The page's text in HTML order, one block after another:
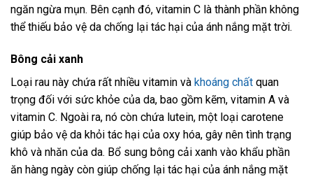
ngăn ngừa mụn. Bên cạnh đó, vitamin C là thành phần không
thể thiếu bảo vệ da chống lại tác hại của ánh nắng mặt trời.
Bông cải xanh
Loại rau này chứa rất nhiều vitamin và khoáng chất quan
trọng đối với sức khỏe của da, bao gồm kẽm, vitamin A và
vitamin C. Ngoài ra, nó còn chứa lutein, một loại carotene
giúp bảo vệ da khỏi tác hại của oxy hóa, gây nên tình trạng
khô và nhăn của da. Bổ sung bông cải xanh vào khẩu phần
ăn hàng ngày còn giúp chống lại tác hại của ánh nắng mặt